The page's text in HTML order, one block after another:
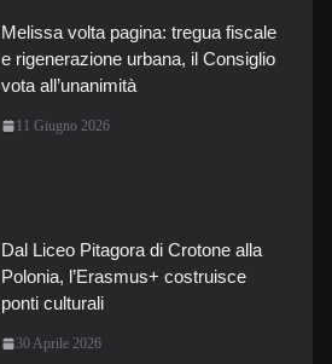
Melissa volta pagina: tregua fiscale
e rigenerazione urbana, il Consiglio
vota all’unanimità
11 Giugno 2026
Dal Liceo Pitagora di Crotone alla
Polonia, l’Erasmus+ costruisce
ponti culturali
30 Aprile 2026